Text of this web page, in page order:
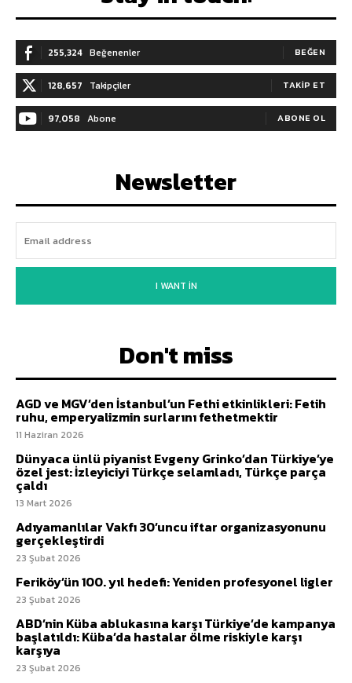
255,324 Beğenenler BEĞEN
128,657 Takipçiler TAKIP ET
97,058 Abone ABONE OL
Newsletter
I WANT IN
Don't miss
AGD ve MGV’den İstanbul’un Fethi etkinlikleri: Fetih
ruhu, emperyalizmin surlarını fethetmektir
11 Haziran 2026
Dünyaca ünlü piyanist Evgeny Grinko’dan Türkiye’ye
özel jest: İzleyiciyi Türkçe selamladı, Türkçe parça
çaldı
13 Mart 2026
Adıyamanlılar Vakfı 30’uncu iftar organizasyonunu
gerçekleştirdi
23 Şubat 2026
Feriköy’ün 100. yıl hedefi: Yeniden profesyonel ligler
23 Şubat 2026
ABD’nin Küba ablukasına karşı Türkiye’de kampanya
başlatıldı: Küba’da hastalar ölme riskiyle karşı
karşıya
23 Şubat 2026